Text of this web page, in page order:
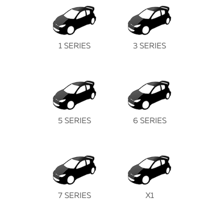
1 SERIES 3 SERIES
5 SERIES 6 SERIES
7 SERIES X1